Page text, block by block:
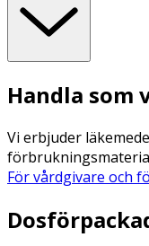
Handla som
Vi erbjuder
För vårdgivare och